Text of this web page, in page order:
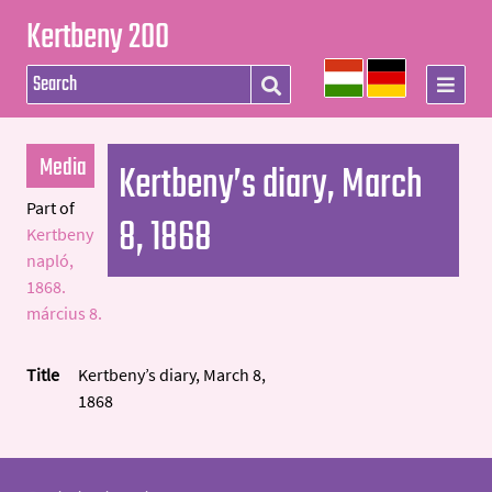
Kertbeny 200
Kertbeny’s diary, March
8, 1868
Media
Part of
Kertbeny
napló,
1868.
március 8.
Title
Kertbeny’s diary, March 8,
1868